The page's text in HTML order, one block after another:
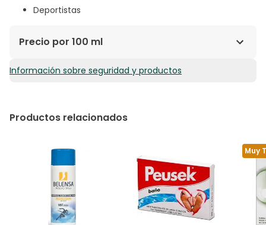
Deportistas
Precio por 100 ml
14,38€ / 100 ml
Información sobre seguridad y productos
Productos relacionados
Muy